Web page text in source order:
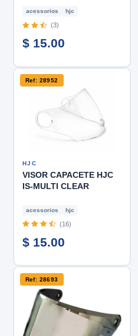
acessorios hjc
(3)
$ 15.00
Ref: 28952
HJC
VISOR CAPACETE HJC
IS-MULTI CLEAR
acessorios hjc
(16)
$ 15.00
Ref: 28693